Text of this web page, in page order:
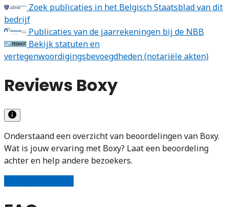
Zoek publicaties in het Belgisch Staatsblad van dit
bedrijf
Publicaties van de jaarrekeningen bij de NBB
Bekijk statuten en
vertegenwoordigingsbevoegdheden (notariële akten)
Reviews Boxy
Onderstaand een overzicht van beoordelingen van Boxy.
Wat is jouw ervaring met Boxy? Laat een beoordeling
achter en help andere bezoekers.